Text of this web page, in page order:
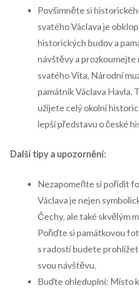
Povšimněte si
svatého Václava je
historických budov a
návštěvy a
svatého⁤ Víta, Národní
‌památník Václava Havla.
užijete celý okolní
lepší představu ‌o české
Další tipy a upozornění:
Nezapomeňte si pořídit
Václava je nejen
⁤Čechy, ale také skvělým
‌Pořiďte si památkovou
s radostí budete
svou návštěvu.
Buďte ohleduplní: Místo​